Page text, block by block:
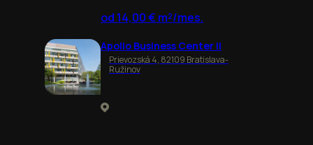
od 14,00 € m²/mes.
Apollo Business Center II
Prievozská 4, 82109 Bratislava-
Ružinov